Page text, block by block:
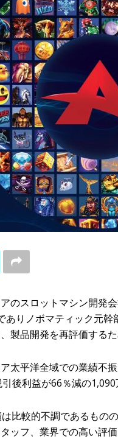
のスロットマシン開発
ありノボマティック元
製品開発を再評価する
太平洋全域での業績不
後利益が66％減の
比較的不調であるもの
ッフ、業界での高い評